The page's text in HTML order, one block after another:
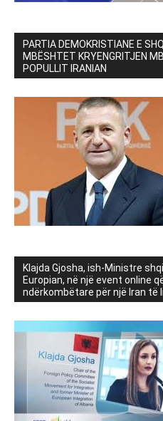
PARTIA DEMOKRISTIANE E
MBËSHTET KRYENGRITJEN
POPULLIT IRANIAN
Klajda Gjosha, ish-Ministre
Europian, në një event online
ndërkombëtare për një Iran të